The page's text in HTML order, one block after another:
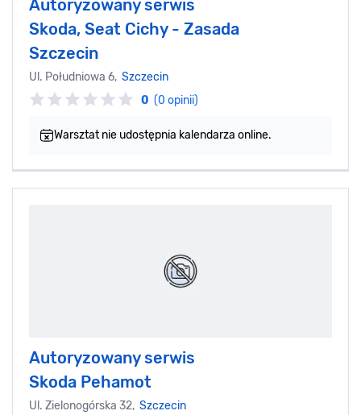
Autoryzowany serwis
Skoda, Seat Cichy - Zasada
Szczecin
Ul. Południowa 6, Szczecin
0 (0 opinii)
Warsztat nie udostępnia kalendarza online.
Autoryzowany serwis
Skoda Pehamot
Ul. Zielonogórska 32, Szczecin